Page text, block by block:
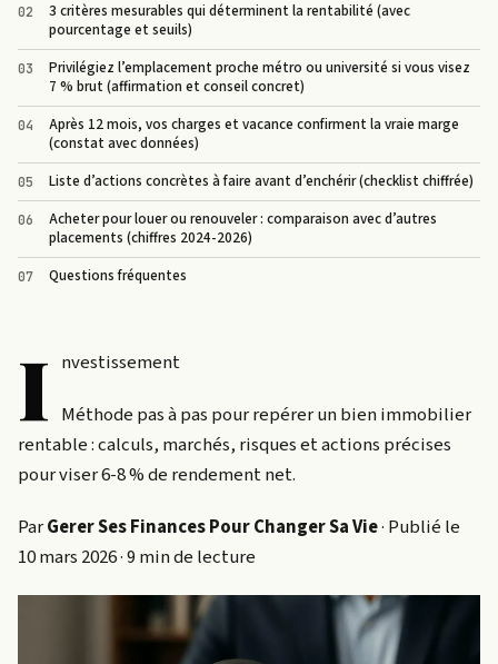
3 critères mesurables qui déterminent la rentabilité (avec
pourcentage et seuils)
Privilégiez l’emplacement proche métro ou université si vous visez
7 % brut (affirmation et conseil concret)
Après 12 mois, vos charges et vacance confirment la vraie marge
(constat avec données)
Liste d’actions concrètes à faire avant d’enchérir (checklist chiffrée)
Acheter pour louer ou renouveler : comparaison avec d’autres
placements (chiffres 2024-2026)
Questions fréquentes
I nvestissement
Méthode pas à pas pour repérer un bien immobilier
rentable : calculs, marchés, risques et actions précises
pour viser 6-8 % de rendement net.
ParGerer Ses Finances Pour Changer Sa Vie· Publié le
10 mars 2026 · 9 min de lecture